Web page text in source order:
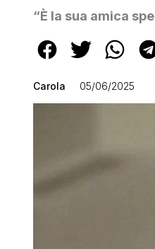
“È la sua amica
Carola 05/06/2025